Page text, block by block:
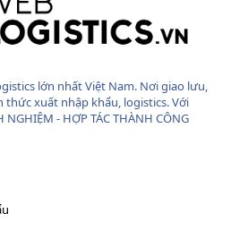
lớn nhất Việt Nam. Nơi giao lưu,
thức xuất nhập khẩu, logistics. Với
- HỢP TÁC THÀNH CÔNG